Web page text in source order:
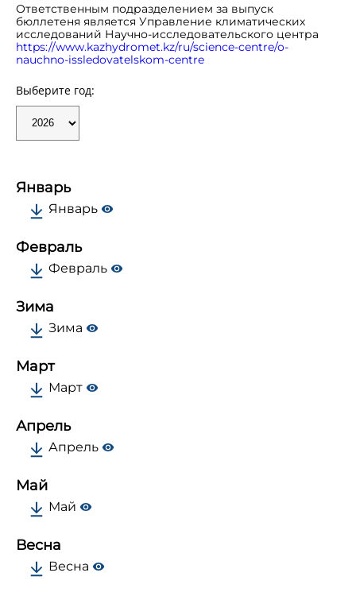
Ответственным подразделением за выпуск
бюллетеня является Управление климатических
исследований Научно-исследовательского центра
https://www.kazhydromet.kz/ru/science-centre/o-
nauchno-issledovatelskom-centre
Выберите год:
Январь
Январь
Февраль
Февраль
Зима
Зима
Март
Март
Апрель
Апрель
Май
Май
Весна
Весна